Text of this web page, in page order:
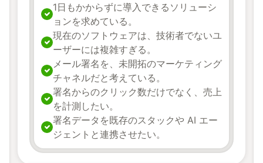
1日もかからずに導入できるソリューシ
ョンを求めている。
現在のソフトウェアは、技術者でないユ
ーザーには複雑すぎる。
メール署名を、未開拓のマーケティング
チャネルだと考えている。
署名からのクリック数だけでなく、売上
を計測したい。
署名データを既存のスタックや AI エー
ジェントと連携させたい。